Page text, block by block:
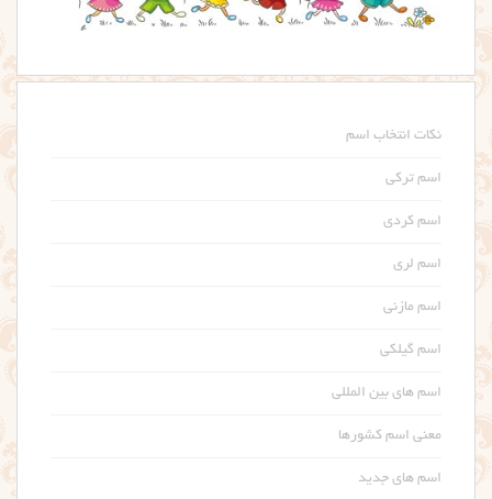
نکات انتخاب اسم
اسم ترکی
اسم کردی
اسم لری
اسم مازنی
اسم گیلکی
اسم های بین المللی
معنی اسم کشورها
اسم های جدید